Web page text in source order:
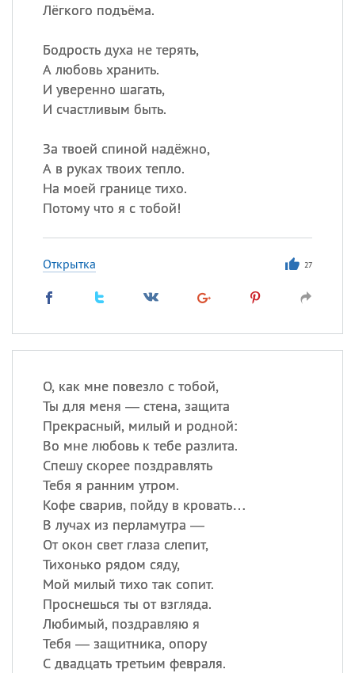
Лёгкого подъёма.
Бодрость духа не терять,
А любовь хранить.
И уверенно шагать,
И счастливым быть.
За твоей спиной надёжно,
А в руках твоих тепло.
На моей границе тихо.
Потому что я с тобой!
Открытка 27
О, как мне повезло с тобой,
Ты для меня — стена, защита
Прекрасный, милый и родной:
Во мне любовь к тебе разлита.
Спешу скорее поздравлять
Тебя я ранним утром.
Кофе сварив, пойду в кровать…
В лучах из перламутра —
От окон свет глаза слепит,
Тихонько рядом сяду,
Мой милый тихо так сопит.
Проснешься ты от взгляда.
Любимый, поздравляю я
Тебя — защитника, опору
С двадцать третьим февраля.